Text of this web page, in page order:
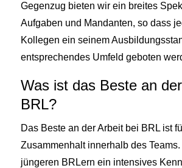
Gegenzug bieten wir ein breites
Aufgaben und Mandanten, so dass
Kollegen ein seinem
entsprechendes Umfeld geboten
Was ist das Beste an
BRL?
Das Beste an der Arbeit bei BRL ist
Zusammenhalt innerhalb des
jüngeren BRLern ein intensives